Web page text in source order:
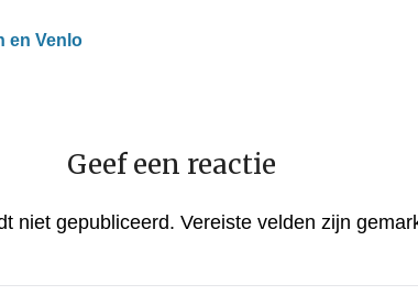
en Venlo
Geef een reactie
niet gepubliceerd. Vereiste velden zijn